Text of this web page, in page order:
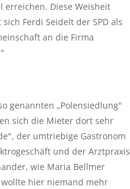
erreichen. Diese Weisheit
Ferdi Seidelt der SPD als
an die Firma
genannten „Polensiedlung"
sich die Mieter dort sehr
der umtriebige Gastronom
und der Arztpraxis
wie Maria Bellmer
hier niemand mehr